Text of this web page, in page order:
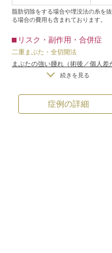
脂肪切除をする場合や埋没法の糸を
る場合の費用も含まれております。
リスク・副作用・合併症
二重まぶた・全切開法
まぶたの強い腫れ（術後／個人差
内出血（術後）/
不自然な二重（無理に二重の幅
/仕上がりのわずかな
続きを見る
症例の詳細